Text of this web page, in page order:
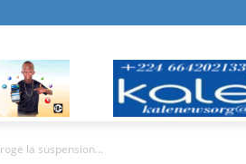
la suspension...